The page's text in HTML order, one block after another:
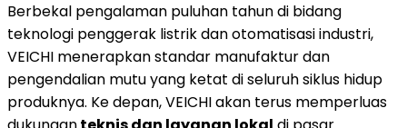
Berbekal pengalaman puluhan tahun di bidang
teknologi penggerak listrik dan otomatisasi industri,
VEICHI menerapkan standar manufaktur dan
pengendalian mutu yang ketat di seluruh siklus hidup
produknya. Ke depan, VEICHI akan terus memperluas